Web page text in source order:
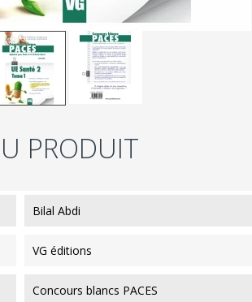
PRODUIT
Bilal Abdi
VG éditions
Concours blancs PACES